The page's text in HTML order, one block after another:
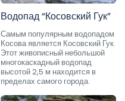
Водопад “Косовский Гук”
Самым популярным водопадом
Косова является Косовский Гук.
Этот живописный небольшой
многокаскадный водопад
высотой 2,5 м находится в
пределах самого города.